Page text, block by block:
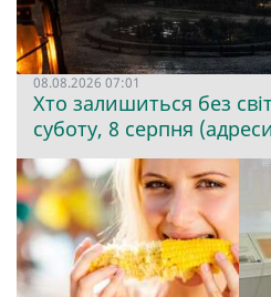
08.08.2026 07:01
Хто залишиться без
суботу, 8 серпня